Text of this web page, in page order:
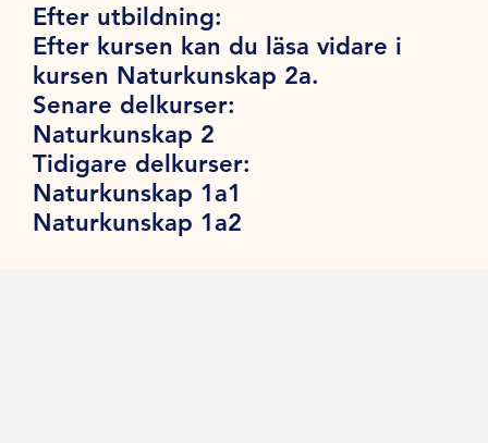
Efter utbildning:
Efter kursen kan du läsa vidare i
kursen Naturkunskap 2a.
Senare delkurser:
Naturkunskap 2
Tidigare delkurser:
Naturkunskap 1a1
Naturkunskap 1a2